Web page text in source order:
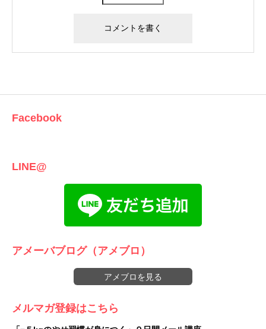
Facebook
LINE@
アメーバブログ（アメブロ）
アメブロを見る
メルマガ登録はこちら